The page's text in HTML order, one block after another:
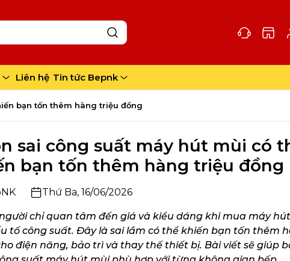
Liên hệ Tin tức Bepnk
bạn tốn thêm hàng triệu đồng
sai công suất máy hút mùi có
bạn tốn thêm hàng triệu đồng
Thứ Ba, 16/06/2026
chỉ quan tâm đến giá và kiểu dáng khi mua máy
tố công suất. Đây là sai lầm có thể khiến bạn tốn thêm
điện năng, bảo trì và thay thế thiết bị. Bài viết sẽ giúp
đồng như thế nào?
công suất